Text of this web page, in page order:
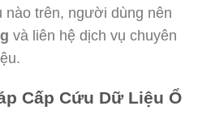
nào trên, người dùng nên
và liên hệ dịch vụ chuyên
Cấp Cứu Dữ Liệu Ổ